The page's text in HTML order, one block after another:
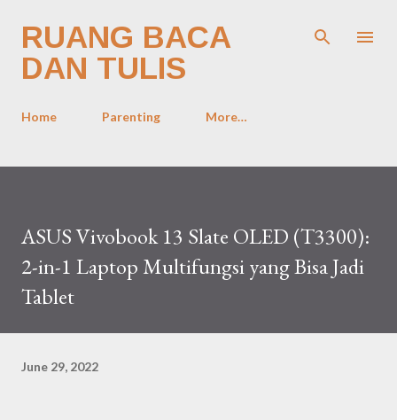
RUANG BACA
DAN TULIS
Home Parenting More…
ASUS Vivobook 13 Slate OLED (T3300):
2-in-1 Laptop Multifungsi yang Bisa Jadi
Tablet
June 29, 2022